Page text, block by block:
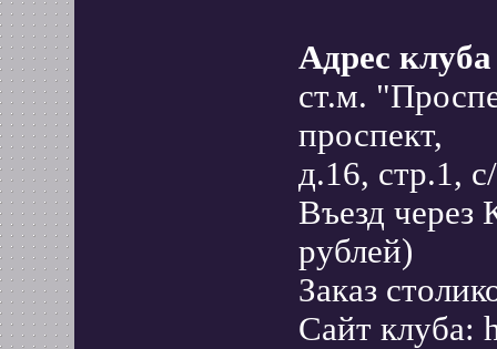
Адрес
ст.м.
проспект,
д.16, стр.1,
Въезд
рублей)
Заказ
Сайт клуба: